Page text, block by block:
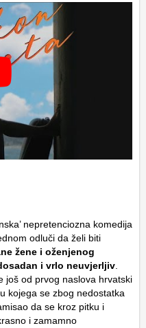
nepretenciozna komedija
odluči da želi biti
žene i oženjenog
i vrlo neuvjerljiv
još od prvog naslova hrvatski
kojega se zbog nedostatka
da se kroz pitku i
i zamamno